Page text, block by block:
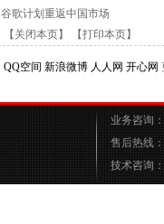
谷歌计划重返中国市场
【关闭本页】 【打印本页】
QQ空间 新浪微博 人人网 开心网
业务咨询
售后热线
技术咨询